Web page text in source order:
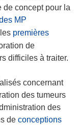
de concept pour la
MP
premières
de
difficiles à traiter.
concernant
des tumeurs
des
de conceptions